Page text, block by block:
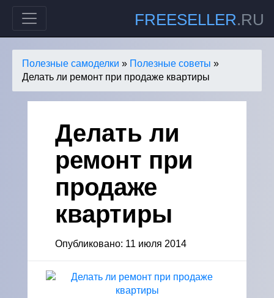
FREESELLER.RU
Полезные самоделки » Полезные советы »
Делать ли ремонт при продаже квартиры
Делать ли
ремонт при
продаже
квартиры
Опубликовано: 11 июля 2014